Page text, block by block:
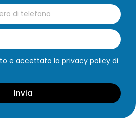
e accettato la privacy policy di
Invia